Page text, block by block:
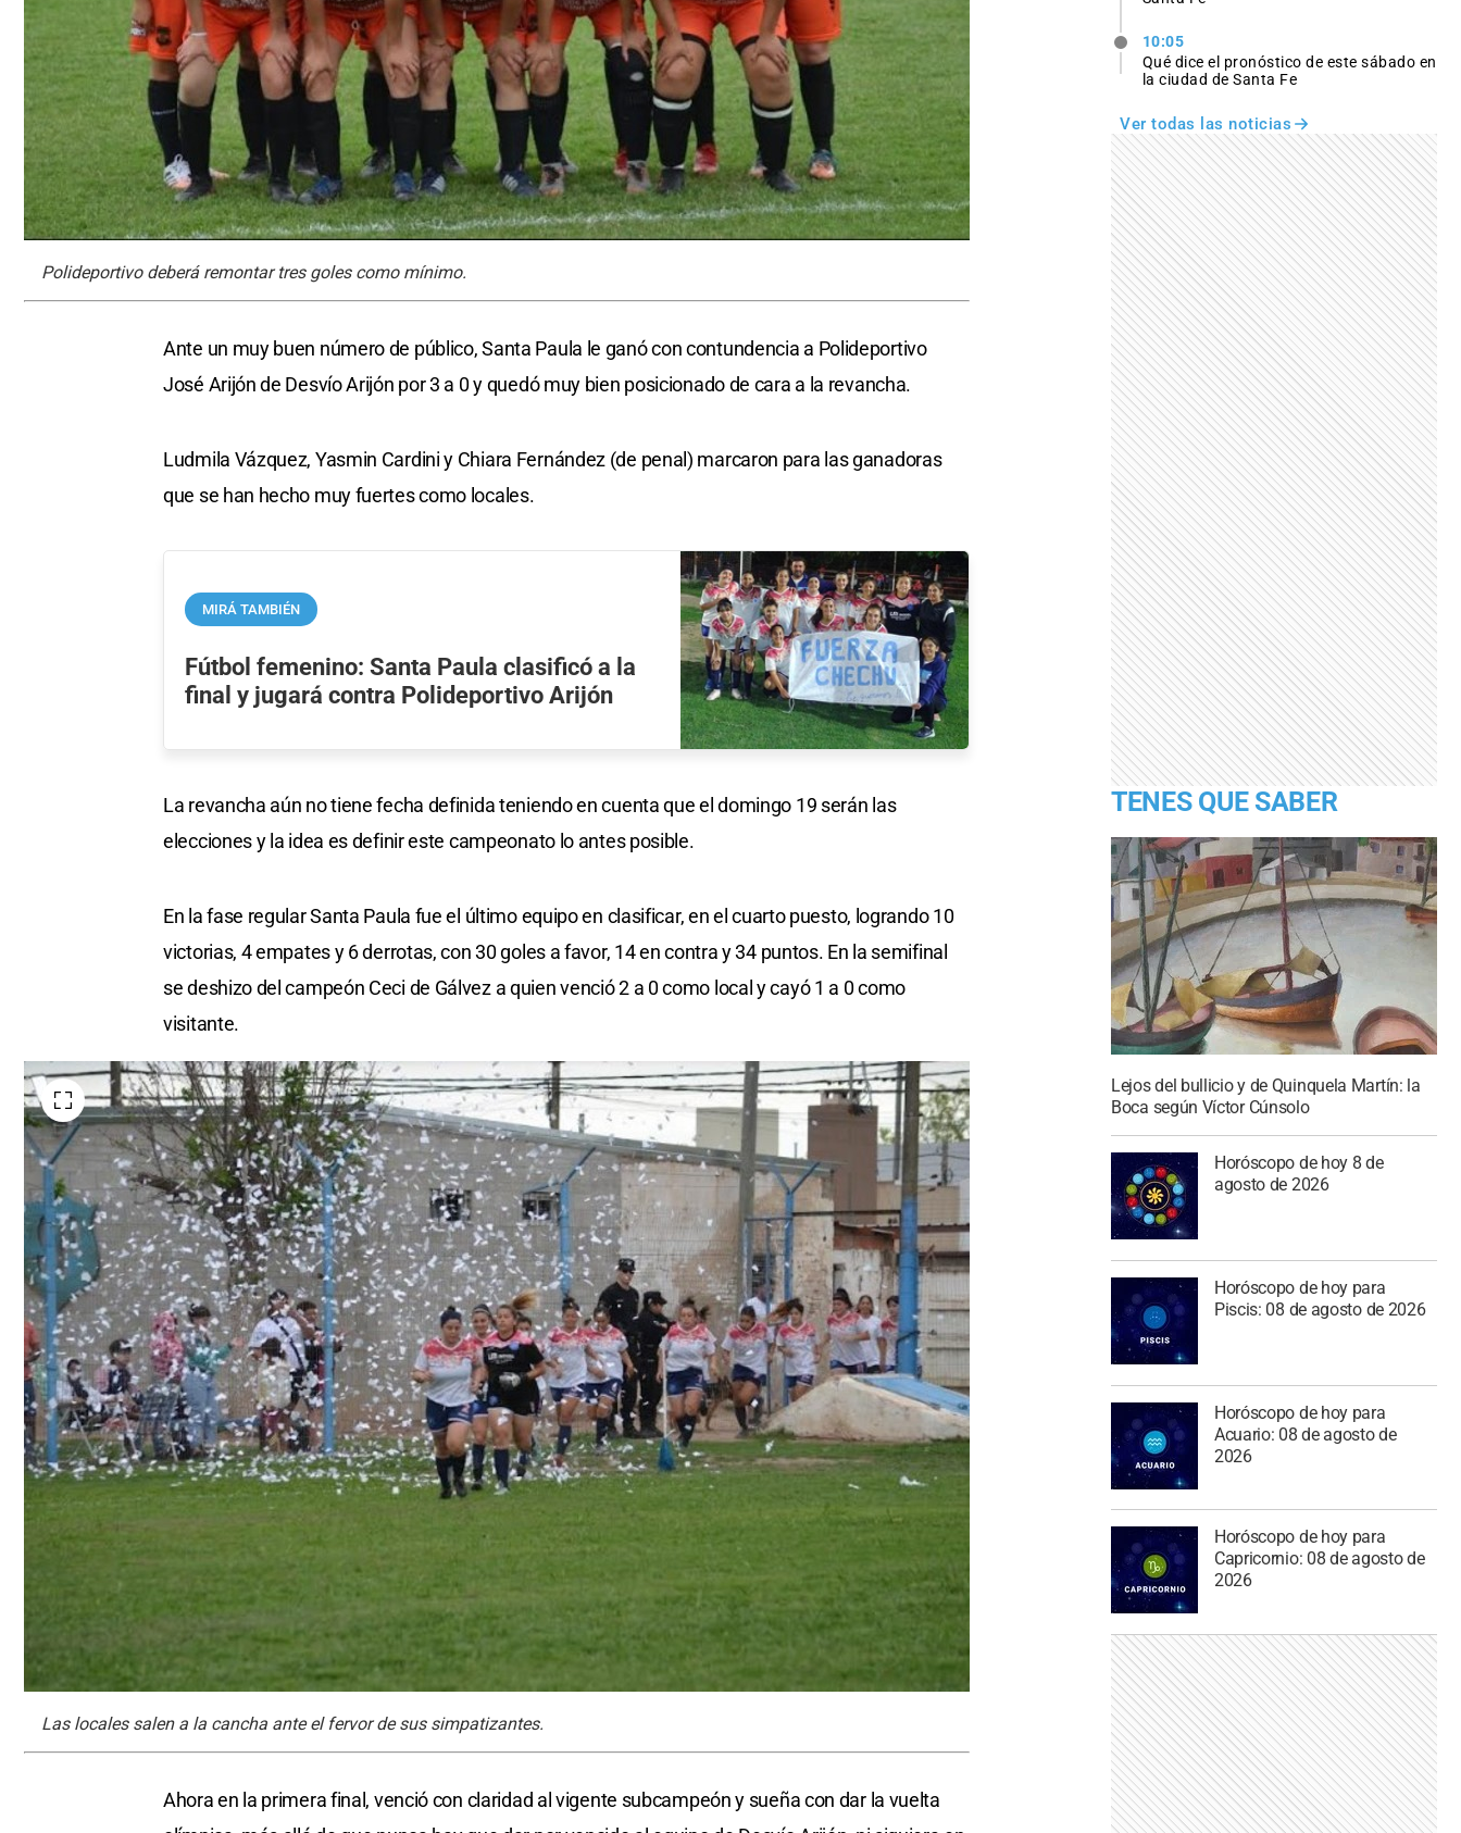
Polideportivo deberá remontar tres goles como mínimo.
Ante un muy buen número de público, Santa Paula le ganó con contundencia a Polideportivo
José Arijón de Desvío Arijón por 3 a 0 y quedó muy bien posicionado de cara a la revancha.
Ludmila Vázquez, Yasmin Cardini y Chiara Fernández (de penal) marcaron para las ganadoras
que se han hecho muy fuertes como locales.
MIRÁ TAMBIÉN
Fútbol femenino: Santa Paula clasificó a la
final y jugará contra Polideportivo Arijón
La revancha aún no tiene fecha definida teniendo en cuenta que el domingo 19 serán las
elecciones y la idea es definir este campeonato lo antes posible.
En la fase regular Santa Paula fue el último equipo en clasificar, en el cuarto puesto, logrando 10
victorias, 4 empates y 6 derrotas, con 30 goles a favor, 14 en contra y 34 puntos. En la semifinal
se deshizo del campeón Ceci de Gálvez a quien venció 2 a 0 como local y cayó 1 a 0 como
visitante.
Las locales salen a la cancha ante el fervor de sus simpatizantes.
Ahora en la primera final, venció con claridad al vigente subcampeón y sueña con dar la vuelta
10:05
Qué dice el pronóstico de este sábado en
la ciudad de Santa Fe
Ver todas las noticias
TENES QUE SABER
Lejos del bullicio y de Quinquela Martín: la
Boca según Víctor Cúnsolo
Horóscopo de hoy 8 de
agosto de 2026
Horóscopo de hoy para
Piscis: 08 de agosto de 2026
Horóscopo de hoy para
Acuario: 08 de agosto de
2026
Horóscopo de hoy para
Capricornio: 08 de agosto de
2026